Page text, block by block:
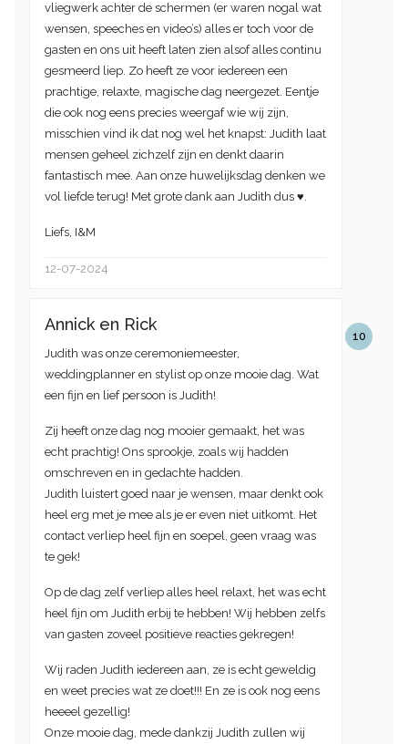
vliegwerk achter de schermen (er waren nogal wat
wensen, speeches en video’s) alles er toch voor de
gasten en ons uit heeft laten zien alsof alles continu
gesmeerd liep. Zo heeft ze voor iedereen een
prachtige, relaxte, magische dag neergezet. Eentje
die ook nog eens precies weergaf wie wíj zijn,
misschien vind ik dat nog wel het knapst: Judith laat
mensen geheel zichzelf zijn en denkt daarin
fantastisch mee. Aan onze huwelijksdag denken we
vol liefde terug! Met grote dank aan Judith dus ♥️.
Liefs, I&M
12-07-2024
10
Annick en Rick
Judith was onze ceremoniemeester,
weddingplanner en stylist op onze mooie dag. Wat
een fijn en lief persoon is Judith!
Zij heeft onze dag nog mooier gemaakt, het was
echt prachtig! Ons sprookje, zoals wij hadden
omschreven en in gedachte hadden.
Judith luistert goed naar je wensen, maar denkt ook
heel erg met je mee als je er even niet uitkomt. Het
contact verliep heel fijn en soepel, geen vraag was
te gek!
Op de dag zelf verliep alles heel relaxt, het was echt
heel fijn om Judith erbij te hebben! Wij hebben zelfs
van gasten zoveel positieve reacties gekregen!
Wij raden Judith iedereen aan, ze is echt geweldig
en weet precies wat ze doet!!! En ze is ook nog eens
heeeel gezellig!
Onze mooie dag, mede dankzij Judith zullen wij